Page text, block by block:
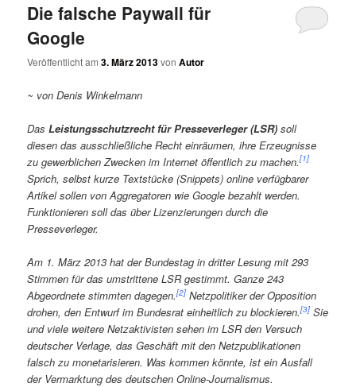
Die falsche Paywall für
Google
Veröffentlicht am3. März 2013vonAutor
~ von Denis Winkelmann
DasLeistungsschutzrecht für Presseverleger (LSR) soll
diesen das ausschließliche Recht einräumen, ihre Erzeugnisse
zu gewerblichen Zwecken im Internet öffentlich zu machen.[1]
Sprich, selbst kurze Textstücke (Snippets) online verfügbarer
Artikel sollen von Aggregatoren wie Google bezahlt werden.
Funktionieren soll das über Lizenzierungen durch die
Presseverleger.
Am 1. März 2013 hat der Bundestag in dritter Lesung mit 293
Stimmen für das umstrittene LSR gestimmt. Ganze 243
Abgeordnete stimmten dagegen.[2] Netzpolitiker der Opposition
drohen, den Entwurf im Bundesrat einheitlich zu blockieren.[3] Sie
und viele weitere Netzaktivisten sehen im LSR den Versuch
deutscher Verlage, das Geschäft mit den Netzpublikationen
falsch zu monetarisieren. Was kommen könnte, ist ein Ausfall
der Vermarktung des deutschen Online-Journalismus.